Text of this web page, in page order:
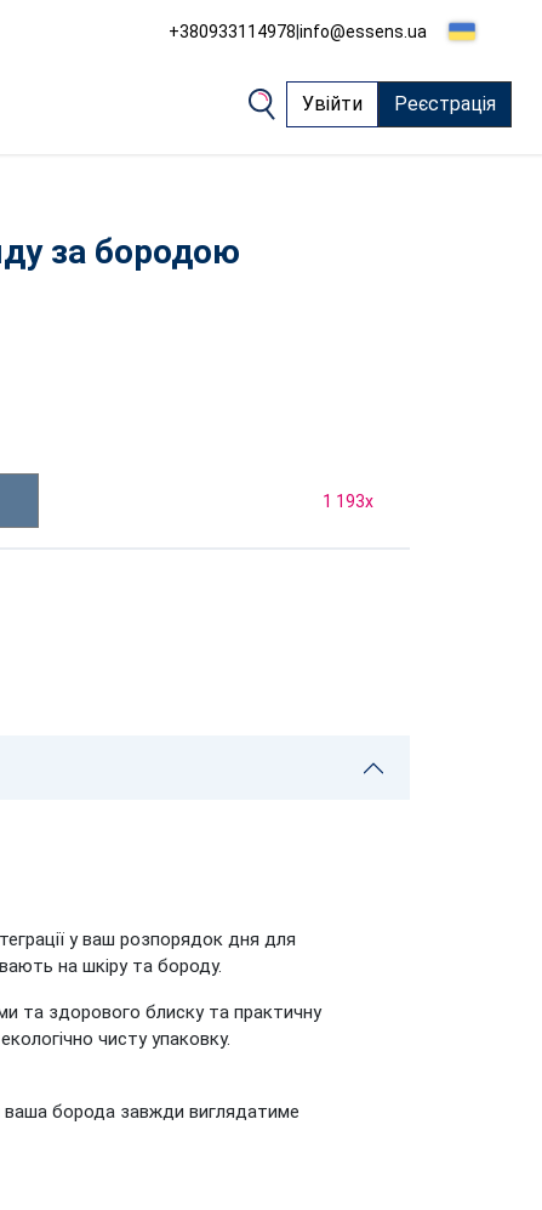
+380933114978|info@essens.ua
Увійти Реєстрація
за бородою
1 193x
у ваш розпорядок дня для
на шкіру та бороду.
та здорового блиску та практичну
чисту упаковку.
ваша борода завжди виглядатиме